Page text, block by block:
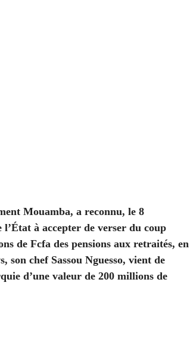
Mouamba, a reconnu, le 8
à accepter de verser du coup
de Fcfa des pensions aux retraités, en
son chef Sassou Nguesso, vient de
d’une valeur de 200 millions de